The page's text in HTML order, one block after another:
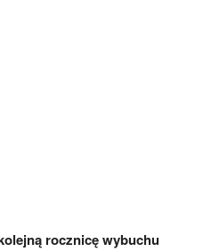
rocznicę wybuchu